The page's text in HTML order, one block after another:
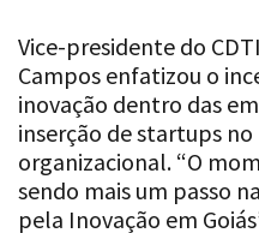
Vice-presidente do
Campos enfatizou o
inovação dentro das
inserção de startups
organizacional. “O
sendo mais um passo
pela Inovação em